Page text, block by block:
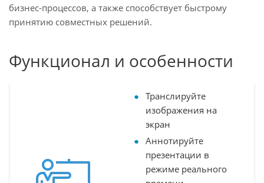
бизнес-процессов, а также способствует быстрому
принятию совместных решений.
Функционал и особенности
Транслируйте
изображения на
экран
Аннотируйте
презентации в
режиме реального